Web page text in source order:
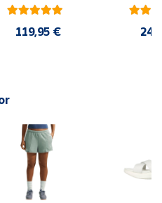
NEGRO JR6303
HOMBRE
119,95 €